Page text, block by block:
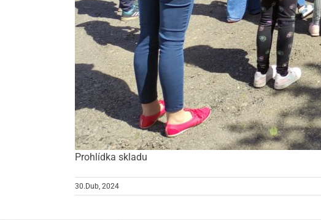
Prohlídka skladu
30.Dub, 2024